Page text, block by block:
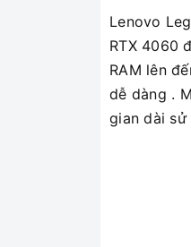
Lenovo
RTX 4060
RAM lên
dễ dàng .
gian dài sử